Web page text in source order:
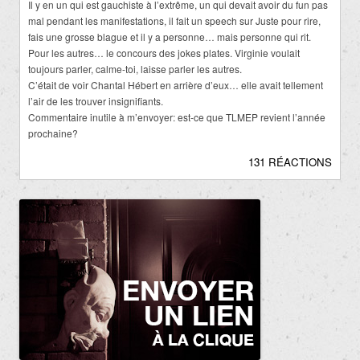
Il y en un qui est gauchiste à l’extrême, un qui devait avoir du fun pas
mal pendant les manifestations, il fait un speech sur Juste pour rire,
fais une grosse blague et il y a personne… mais personne qui rit.
Pour les autres… le concours des jokes plates. Virginie voulait
toujours parler, calme-toi, laisse parler les autres.
C’était de voir Chantal Hébert en arrière d’eux… elle avait tellement
l’air de les trouver insignifiants.
Commentaire inutile à m’envoyer: est-ce que TLMEP revient l’année
prochaine?
131 RÉACTIONS